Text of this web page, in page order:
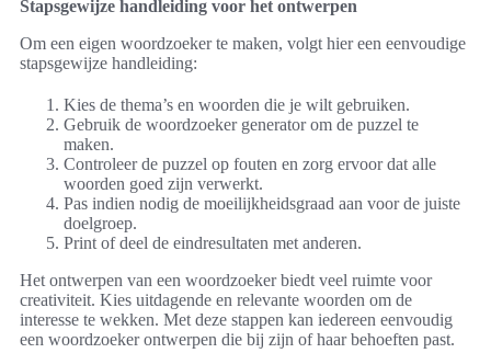
Stapsgewijze handleiding voor het ontwerpen
Om een eigen woordzoeker te maken, volgt hier een eenvoudige
stapsgewijze handleiding:
Kies de thema’s en woorden die je wilt gebruiken.
Gebruik de woordzoeker generator om de puzzel te
maken.
Controleer de puzzel op fouten en zorg ervoor dat alle
woorden goed zijn verwerkt.
Pas indien nodig de moeilijkheidsgraad aan voor de juiste
doelgroep.
Print of deel de eindresultaten met anderen.
Het ontwerpen van een woordzoeker biedt veel ruimte voor
creativiteit. Kies uitdagende en relevante woorden om de
interesse te wekken. Met deze stappen kan iedereen eenvoudig
een woordzoeker ontwerpen die bij zijn of haar behoeften past.